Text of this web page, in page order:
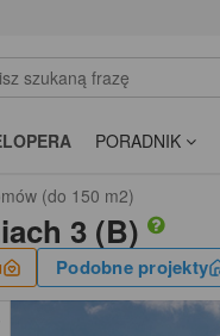
PORADNIK
(do 150 m2)
3 (B)
Podobne projekty